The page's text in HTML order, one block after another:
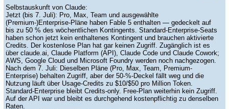
Selbstauskunft von Claude:
Jetzt (bis 7. Juli): Pro, Max, Team und ausgewählte
(Premium-)Enterprise-Pläne haben Fable 5 enthalten — gedeckelt auf
bis zu 50 % des wöchentlichen Kontingents. Standard-Enterprise-Seats
haben schon jetzt kein enthaltenes Kontingent und brauchen aktivierte
Credits. Der kostenlose Plan hat gar keinen Zugriff. Zugänglich ist es
über claude.ai, Claude Platform (API), Claude Code und Claude Cowork;
AWS, Google Cloud und Microsoft Foundry werden noch nachgezogen.
Nach dem 7. Juli: Dieselben Pläne (Pro, Max, Team, Premium-
Enterprise) behalten Zugriff, aber der 50-%-Deckel fällt weg und die
Nutzung läuft über Usage-Credits zu $10/$50 pro Million Token.
Standard-Enterprise bleibt Credits-only. Free-Plan weiterhin kein Zugriff.
Auf der API war und bleibt es durchgehend kostenpflichtig zu denselben
Raten.